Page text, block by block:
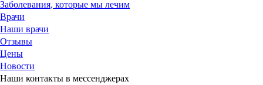
Заболевания, которые мы лечим
Врачи
Наши врачи
Отзывы
Цены
Новости
Наши контакты в мессенджерах